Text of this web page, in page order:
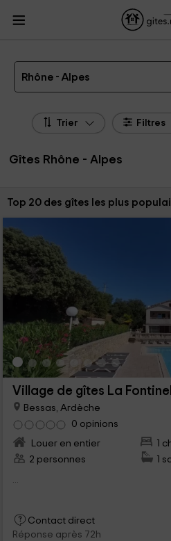
Gites Rhône - Alpes
Gîtes Rhône - Alpes de 2026
Rhône - Alpes
Trier Filtres
Gîtes Rhône - Alpes
Trier par:
Top 20 des gîtes les plus
Village de gîtes La
Bessas, Ardèche
0 opinions
Louer en entier
1
2 personnes
1
...
Contact direct
Réponse après 72h